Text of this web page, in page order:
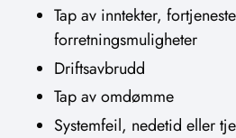
Tap av inntekter,
forretningsmuligheter
Driftsavbrudd
Tap av omdømme
Systemfeil, nedetid eller